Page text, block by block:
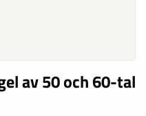
av 50 och 60-tal